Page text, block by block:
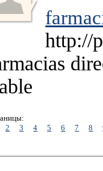
http://
2 3 4 5 6 7 8